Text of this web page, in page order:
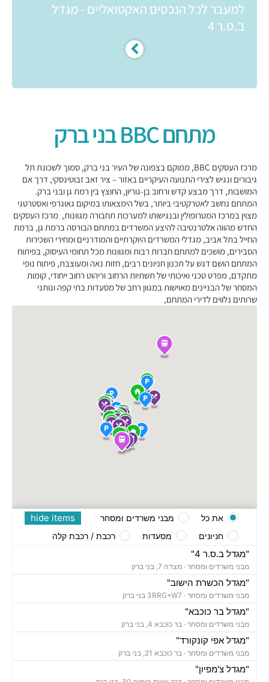
למעבר לכל הנכסים האקטואליים - מגדל
ב.ס.ר 4
מתחם BBC בני ברק
מרכז העסקים BBC, ממוקם בצפונה של העיר בני ברק, סמוך לשכונת תל
גיבורים ונגיש לצירי התנועה העיקריים באזור – ציר זאב זבוטינסקי, דרך אם
המושבות, דרך מבצע קדש ורחוב בן-גוריון, החוצץ בין רמת גן ובני ברק.
המתחם נחשב לאטרקטיבי ביותר, בשל הימצאותו במיקום גאוגרפי ואסטרטגי
מצוין במרכז המטרופולין ובנגישותו למערכות תחבורה מגוונות, מרכז העסקים
החדש מהווה אלטרנטיבה להיצע המשרדים במתחם הבורסה ברמת גן, ברמת
החייל בתל אביב, מגדלי המשרדים היוקרתיים והמודרניים ומחירי השכירות
הסבירים, מושכים למתחם חברות רבות ומגוונות מכל תחומי העיסוק, בפיתוח
המתחם הושם דגש על תכנון חניונים רבים, חזות נאה ומעוצבת, פיתוח נופי
מתקדם, מפרט טכני ואיכותי של תשתיות הרחוב וריהוט רחוב ייחודי, קומות
המסחר של הבניינים מאוישות במגוון רחב של מסעדות בתי קפה ונותני
שרותים נלווים לדירי המתחם,
"מגדל ב.ס.ר 4"
מבני משרדים ומסחר · מצדה 7, בני ברק
"מגדל הכשרת הישוב"
מבני משרדים ומסחר ·
"מגדל בר כוכבא"
מבני משרדים ומסחר · בר כוכבא 4, בני ברק
"מגדל אפי קונקורד"
מבני משרדים ומסחר · בר כוכבא 21, בני ברק
"מגדל צ'מפיון"
hide items את כל
מבני משרדים ומסחר
חניונים
מסעדות רכבת / רכבת קלה